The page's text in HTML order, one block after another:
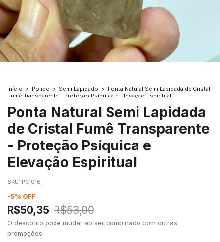
Início > Polido > Semi Lapidado > Ponta Natural Semi Lapidada de Cristal
Fumê Transparente - Proteção Psíquica e Elevação Espiritual
Ponta Natural Semi Lapidada
de Cristal Fumê Transparente
- Proteção Psíquica e
Elevação Espiritual
SKU: PC1016
-5% OFF
R$50,35 R$53,00
O desconto pode mudar ao ser combinado com outras
promoções.